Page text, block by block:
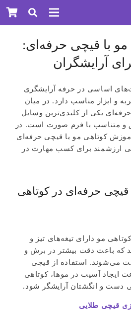
با قیچی حرفه‌ای:
آرایشگران
اساسی در حرفه آرایشگری
و ابزار مناسب دارد. در میان
یکی از کلیدی‌ترین وسایل
و متناسب با فرم صورت است. در
آموزش کوتاهی مو با قیچی حرفه‌ای
ارزشمند برای کسب مهارت در
قیچی حرفه‌ای در کوتاهی
مو دارای تیغه‌های تیز و
که باعث دقت بیشتر در برش و
می‌شوند. استفاده از قیچی
ایجاد آسیب در موها، کوتاهی
دست و انگشتان آرایشگر شود.
قیچی طلایی